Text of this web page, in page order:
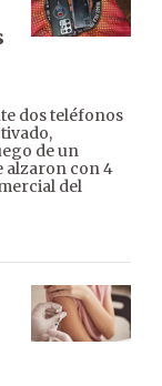
dos teléfonos
de un
alzaron con 4
del